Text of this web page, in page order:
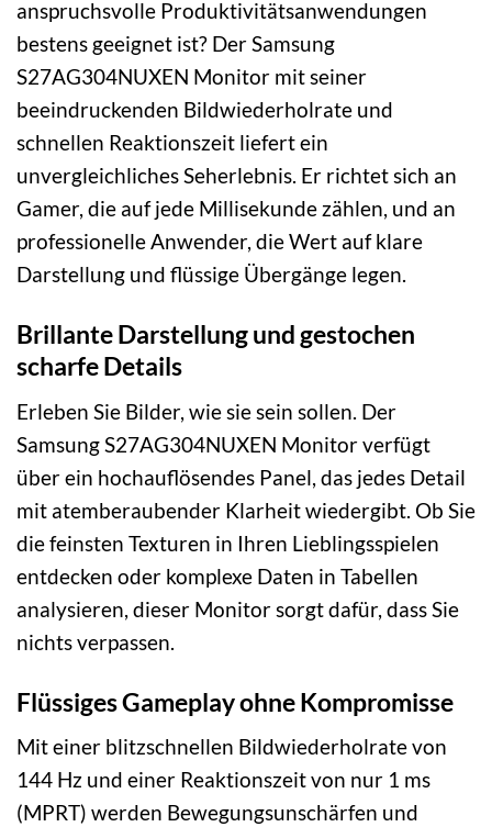
anspruchsvolle Produktivitätsanwendungen
bestens geeignet ist? Der Samsung
S27AG304NUXEN Monitor mit seiner
beeindruckenden Bildwiederholrate und
schnellen Reaktionszeit liefert ein
unvergleichliches Seherlebnis. Er richtet sich an
Gamer, die auf jede Millisekunde zählen, und an
professionelle Anwender, die Wert auf klare
Darstellung und flüssige Übergänge legen.
Brillante Darstellung und gestochen
scharfe Details
Erleben Sie Bilder, wie sie sein sollen. Der
Samsung S27AG304NUXEN Monitor verfügt
über ein hochauflösendes Panel, das jedes Detail
mit atemberaubender Klarheit wiedergibt. Ob Sie
die feinsten Texturen in Ihren Lieblingsspielen
entdecken oder komplexe Daten in Tabellen
analysieren, dieser Monitor sorgt dafür, dass Sie
nichts verpassen.
Flüssiges Gameplay ohne Kompromisse
Mit einer blitzschnellen Bildwiederholrate von
144 Hz und einer Reaktionszeit von nur 1 ms
(MPRT) werden Bewegungsunschärfen und